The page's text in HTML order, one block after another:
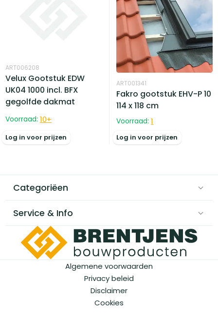
ART006208
Velux Gootstuk EDW
UK04 1000 incl. BFX
gegolfde dakmat
Voorraad: 10+
Log in voor prijzen
ART001341
Fakro gootstuk EHV-P 10
114 x 118 cm
Voorraad: 1
Log in voor prijzen
Categoriëen
Service & Info
Algemene voorwaarden
Privacy beleid
Disclaimer
Cookies